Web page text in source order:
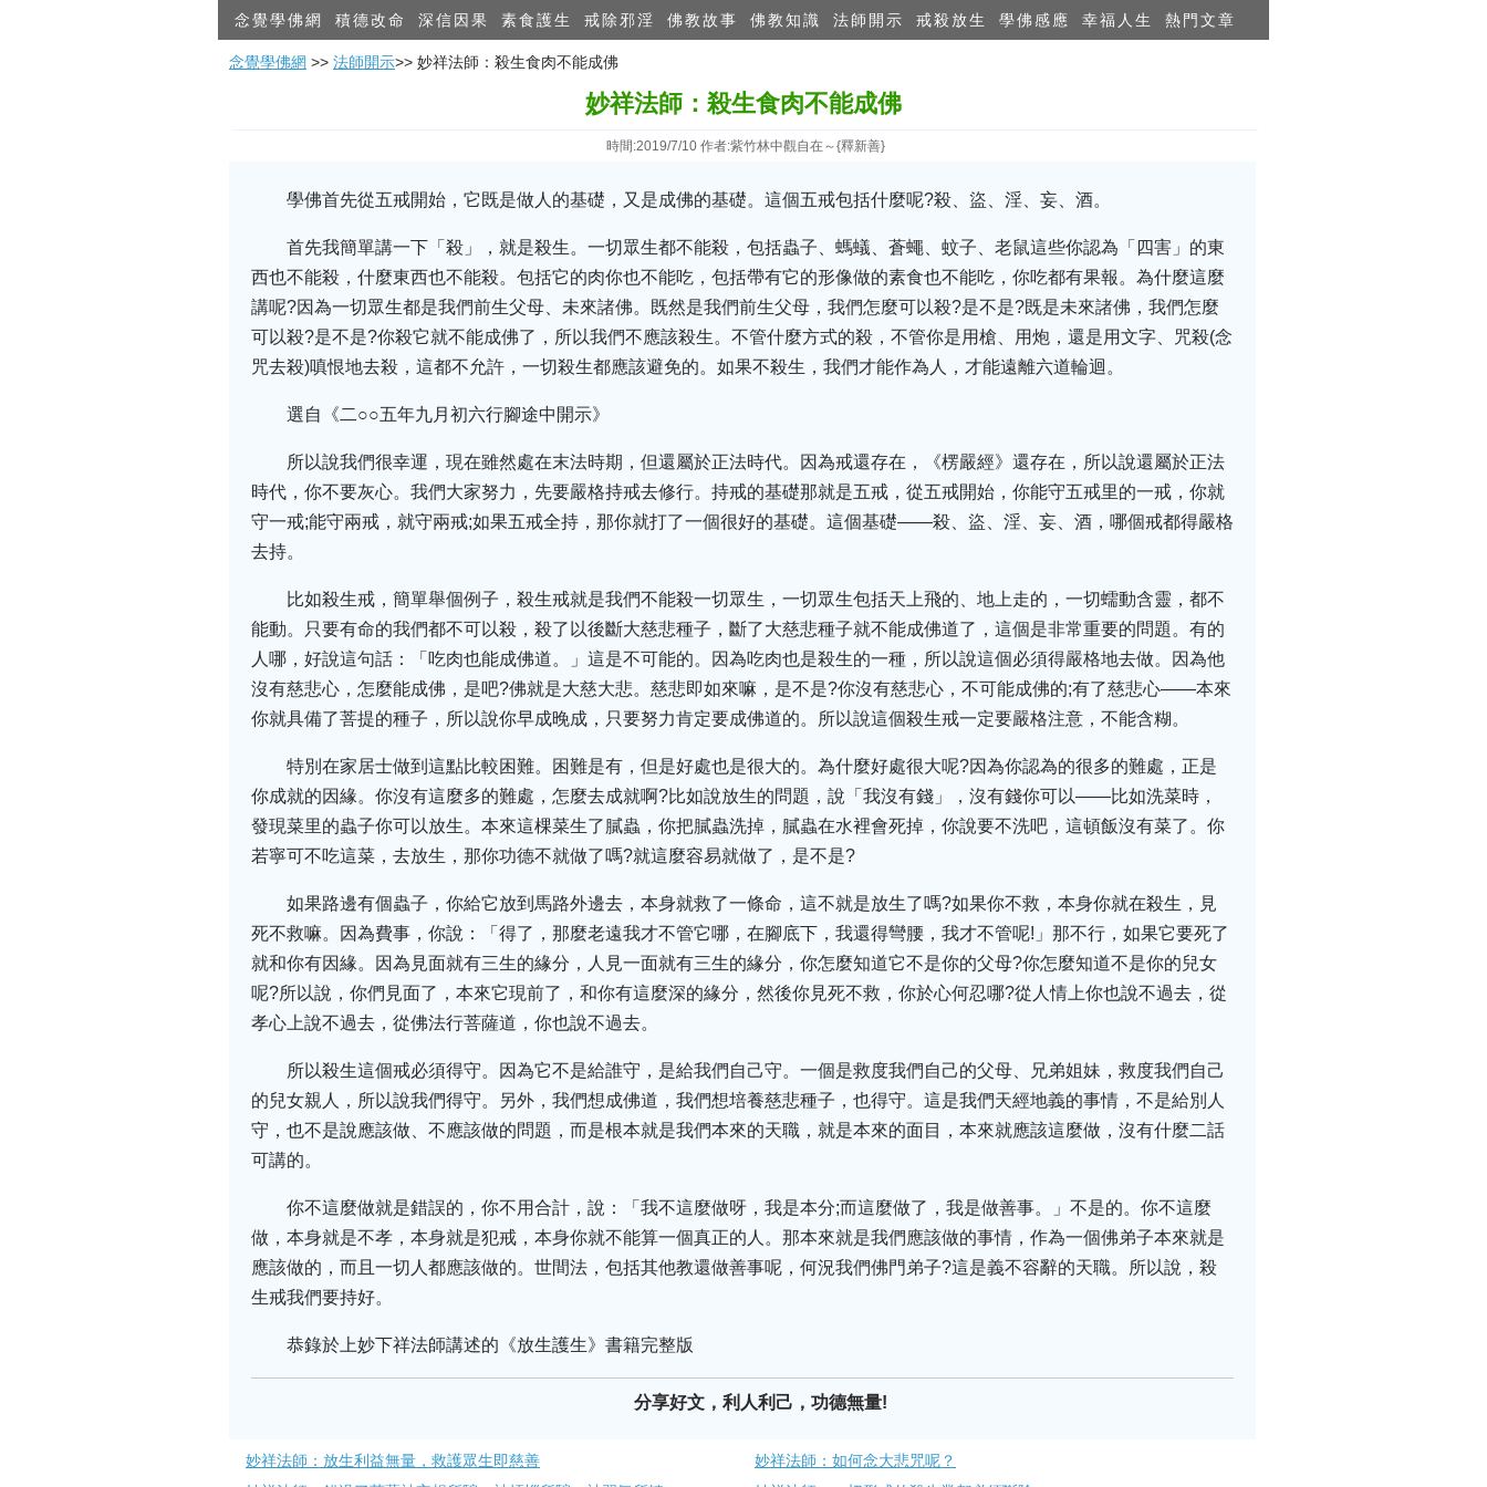
念覺學佛網 積德改命 深信因果 素食護生 戒除邪淫 佛教故事 佛教知識 法師開示 戒殺放生 學佛感應 幸福人生 熱門文章
念覺學佛網 >> 法師開示>> 妙祥法師：殺生食肉不能成佛​
妙祥法師：殺生食肉不能成佛​
時間:2019/7/10 作者:紫竹林中觀自在～{釋新善}
學佛首先從五戒開始，它既是做人的基礎，又是成佛的基礎。這個五戒包括什麼呢?殺、盜、淫、妄、酒。
首先我簡單講一下「殺」，就是殺生。一切眾生都不能殺，包括蟲子、螞蟻、蒼蠅、蚊子、老鼠這些你認為「四害」的東
西也不能殺，什麼東西也不能殺。包括它的肉你也不能吃，包括帶有它的形像做的素食也不能吃，你吃都有果報。為什麼這麼
講呢?因為一切眾生都是我們前生父母、未來諸佛。既然是我們前生父母，我們怎麼可以殺?是不是?既是未來諸佛，我們怎麼
可以殺?是不是?你殺它就不能成佛了，所以我們不應該殺生。不管什麼方式的殺，不管你是用槍、用炮，還是用文字、咒殺(念
咒去殺)嗔恨地去殺，這都不允許，一切殺生都應該避免的。如果不殺生，我們才能作為人，才能遠離六道輪迴。
選自《二○○五年九月初六行腳途中開示》
所以說我們很幸運，現在雖然處在末法時期，但還屬於正法時代。因為戒還存在，《楞嚴經》還存在，所以說還屬於正法
時代，你不要灰心。我們大家努力，先要嚴格持戒去修行。持戒的基礎那就是五戒，從五戒開始，你能守五戒里的一戒，你就
守一戒;能守兩戒，就守兩戒;如果五戒全持，那你就打了一個很好的基礎。這個基礎——殺、盜、淫、妄、酒，哪個戒都得嚴格
去持。
比如殺生戒，簡單舉個例子，殺生戒就是我們不能殺一切眾生，一切眾生包括天上飛的、地上走的，一切蠕動含靈，都不
能動。只要有命的我們都不可以殺，殺了以後斷大慈悲種子，斷了大慈悲種子就不能成佛道了，這個是非常重要的問題。有的
人哪，好說這句話：「吃肉也能成佛道。」這是不可能的。因為吃肉也是殺生的一種，所以說這個必須得嚴格地去做。因為他
沒有慈悲心，怎麼能成佛，是吧?佛就是大慈大悲。慈悲即如來嘛，是不是?你沒有慈悲心，不可能成佛的;有了慈悲心——本來
你就具備了菩提的種子，所以說你早成晚成，只要努力肯定要成佛道的。所以說這個殺生戒一定要嚴格注意，不能含糊。
特別在家居士做到這點比較困難。困難是有，但是好處也是很大的。為什麼好處很大呢?因為你認為的很多的難處，正是
你成就的因緣。你沒有這麼多的難處，怎麼去成就啊?比如說放生的問題，說「我沒有錢」，沒有錢你可以——比如洗菜時，
發現菜里的蟲子你可以放生。本來這棵菜生了膩蟲，你把膩蟲洗掉，膩蟲在水裡會死掉，你說要不洗吧，這頓飯沒有菜了。你
若寧可不吃這菜，去放生，那你功德不就做了嗎?就這麼容易就做了，是不是?
如果路邊有個蟲子，你給它放到馬路外邊去，本身就救了一條命，這不就是放生了嗎?如果你不救，本身你就在殺生，見
死不救嘛。因為費事，你說：「得了，那麼老遠我才不管它哪，在腳底下，我還得彎腰，我才不管呢!」那不行，如果它要死了
就和你有因緣。因為見面就有三生的緣分，人見一面就有三生的緣分，你怎麼知道它不是你的父母?你怎麼知道不是你的兒女
呢?所以說，你們見面了，本來它現前了，和你有這麼深的緣分，然後你見死不救，你於心何忍哪?從人情上你也說不過去，從
孝心上說不過去，從佛法行菩薩道，你也說不過去。
所以殺生這個戒必須得守。因為它不是給誰守，是給我們自己守。一個是救度我們自己的父母、兄弟姐妹，救度我們自己
的兒女親人，所以說我們得守。另外，我們想成佛道，我們想培養慈悲種子，也得守。這是我們天經地義的事情，不是給別人
守，也不是說應該做、不應該做的問題，而是根本就是我們本來的天職，就是本來的面目，本來就應該這麼做，沒有什麼二話
可講的。
你不這麼做就是錯誤的，你不用合計，說：「我不這麼做呀，我是本分;而這麼做了，我是做善事。」不是的。你不這麼
做，本身就是不孝，本身就是犯戒，本身你就不能算一個真正的人。那本來就是我們應該做的事情，作為一個佛弟子本來就是
應該做的，而且一切人都應該做的。世間法，包括其他教還做善事呢，何況我們佛門弟子?這是義不容辭的天職。所以說，殺
生戒我們要持好。
恭錄於上妙下祥法師講述的《放生護生》書籍完整版
分享好文，利人利己，功德無量!
妙祥法師：放生利益無量，救護眾生即慈善
妙祥法師：如何念大悲咒呢？